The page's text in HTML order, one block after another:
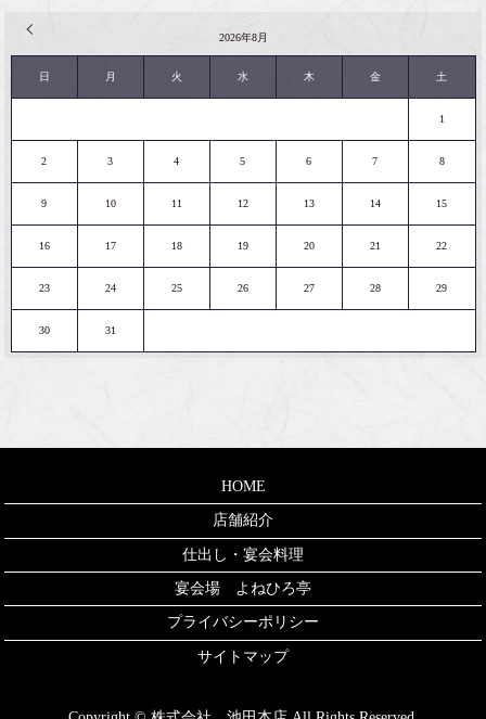
2026年8月
日 月 火 水 木 金 土
1
2 3 4 5 6 7 8
9 10 11 12 13 14 15
16 17 18 19 20 21 22
23 24 25 26 27 28 29
30 31
HOME
店舗紹介
仕出し・宴会料理
宴会場 よねひろ亭
プライバシーポリシー
サイトマップ